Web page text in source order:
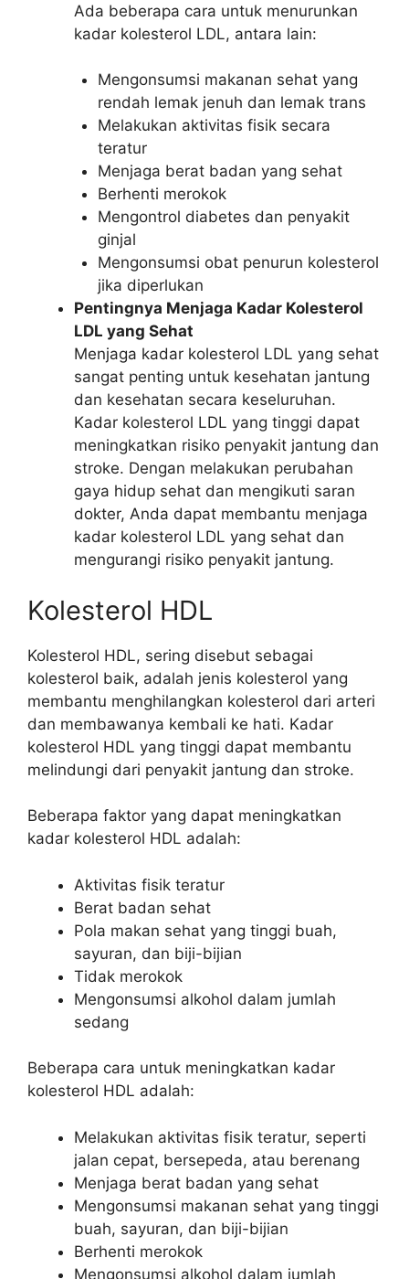
Ada beberapa cara untuk menurunkan
kadar kolesterol LDL, antara lain:
Mengonsumsi makanan sehat yang
rendah lemak jenuh dan lemak trans
Melakukan aktivitas fisik secara
teratur
Menjaga berat badan yang sehat
Berhenti merokok
Mengontrol diabetes dan penyakit
ginjal
Mengonsumsi obat penurun kolesterol
jika diperlukan
Pentingnya Menjaga Kadar Kolesterol
LDL yang Sehat
Menjaga kadar kolesterol LDL yang sehat
sangat penting untuk kesehatan jantung
dan kesehatan secara keseluruhan.
Kadar kolesterol LDL yang tinggi dapat
meningkatkan risiko penyakit jantung dan
stroke. Dengan melakukan perubahan
gaya hidup sehat dan mengikuti saran
dokter, Anda dapat membantu menjaga
kadar kolesterol LDL yang sehat dan
mengurangi risiko penyakit jantung.
Kolesterol HDL
Kolesterol HDL, sering disebut sebagai
kolesterol baik, adalah jenis kolesterol yang
membantu menghilangkan kolesterol dari arteri
dan membawanya kembali ke hati. Kadar
kolesterol HDL yang tinggi dapat membantu
melindungi dari penyakit jantung dan stroke.
Beberapa faktor yang dapat meningkatkan
kadar kolesterol HDL adalah:
Aktivitas fisik teratur
Berat badan sehat
Pola makan sehat yang tinggi buah,
sayuran, dan biji-bijian
Tidak merokok
Mengonsumsi alkohol dalam jumlah
sedang
Beberapa cara untuk meningkatkan kadar
kolesterol HDL adalah:
Melakukan aktivitas fisik teratur, seperti
jalan cepat, bersepeda, atau berenang
Menjaga berat badan yang sehat
Mengonsumsi makanan sehat yang tinggi
buah, sayuran, dan biji-bijian
Berhenti merokok
Mengonsumsi alkohol dalam jumlah